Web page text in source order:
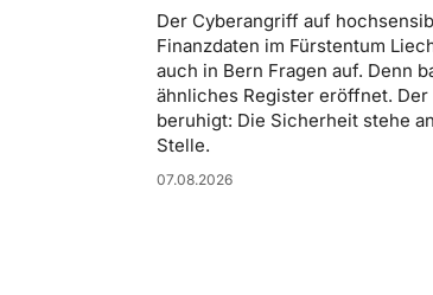
Der Cyberangriff auf
Finanzdaten im Fürstentum
auch in Bern Fragen auf. Denn
ähnliches Register eröffnet. Der
beruhigt: Die Sicherheit stehe
Stelle.
07.08.2026